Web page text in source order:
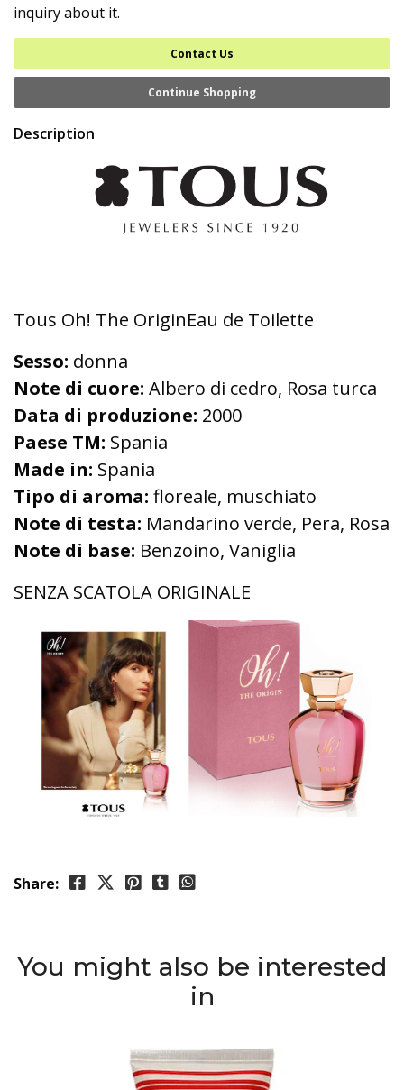
inquiry about it.
Contact Us
Continue Shopping
Description
Tous Oh! The OriginEau de Toilette
Sesso: donna
Note di cuore: Albero di cedro, Rosa turca
Data di produzione: 2000
Paese TM: Spania
Made in: Spania
Tipo di aroma: floreale, muschiato
Note di testa: Mandarino verde, Pera, Rosa
Note di base: Benzoino, Vaniglia
SENZA SCATOLA ORIGINALE
Share:
You might also be interested
in